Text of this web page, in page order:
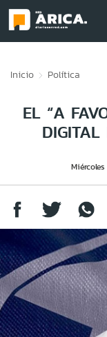
Inicio Política
EL “A